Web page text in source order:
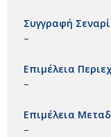
Συγγραφή
–
Επιμέλεια
–
Επιμέλεια
–